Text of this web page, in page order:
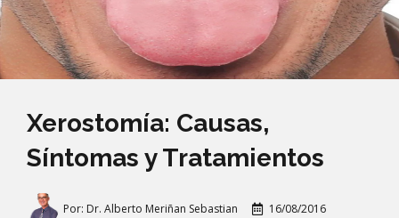
Xerostomía: Causas,
Síntomas y Tratamientos
Por: Dr. Alberto Meriñan Sebastian 16/08/2016